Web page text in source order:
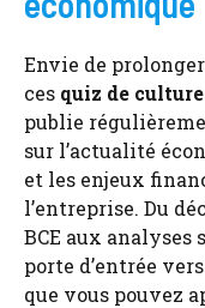
Envie de
ces quiz de
publie
sur l’actualité
et les enjeux
l’entreprise. Du
BCE aux analyses
porte d’entrée
que vous pouvez